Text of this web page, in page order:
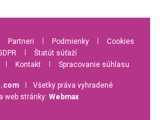
Partneri Podmienky
Cookies
Štatút súťaží
Kontakt Spracovanie súhlasu
Všetky práva vyhradené
web stránky: Webmax